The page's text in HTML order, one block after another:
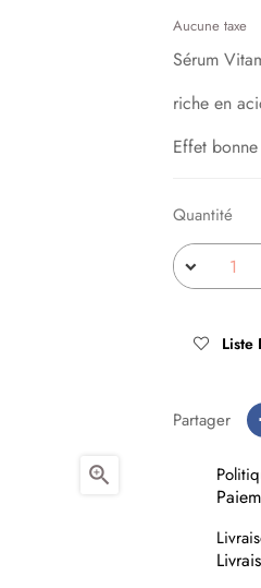

Aucune taxe
Sérum
riche en
Effet
Quantité
Liste
Partager